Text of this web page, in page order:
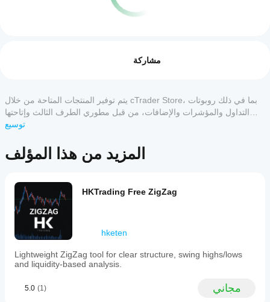
تقييمات العملاء
لا توجد
المنتج
حتى
الآن.
هل
كن أول
من
الآخرين!
التثبيت،
ابدأ
مثيل
سحابي
محلي
من
تطبيقات
cTrader
التي
تدعم
cBots؟
جميع
تطبيقات
cTrader
التنفيذ
السحابي
لـ cBots
cTrader
Windows
فقط
يمكنني
اختبار
أداء
cBot؟
شغِّل cBot
على حساب
تجريبي
نظيف (بدون
سابقة)
يجب
عليّ
تحسين
إعدادات
مشاركة
يتم توفير المنتجات المتاحة من خلال cTrader Store، بما في ذلك روبوتات
التداول والمؤشرات والإضافات، من قبل مطوري الطرف الثالث وإتاحتها
لأغراض الوصول المعلوماتي والفني فقط. cTrader Store ليس وسيطًا ولا
توسيع
المزيد من هذا المؤلف
HKTrading Free ZigZag
hketen
Lightweight ZigZag tool for clear structure, swing highs/lows
and liquidity-based analysis.
5.0 (1) مجاني